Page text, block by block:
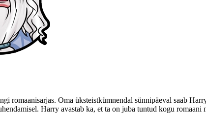
romaanisarjas. Oma üksteistkümnendal sünnipäeval saab
Harry avastab ka, et ta on juba tuntud kogu romaani